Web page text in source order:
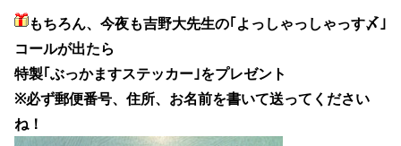
もちろん、今夜も吉野大先生の｢よっしゃっしゃっす〆｣
コールが出たら
特製｢ぶっかますステッカー｣をプレゼント
※必ず郵便番号、住所、お名前を書いて送ってください
ね！